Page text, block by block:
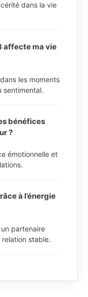
dans la vie
affecte ma vie
les moments
sentimental.
bénéfices
?
émotionnelle et
à l’énergie
partenaire
stable.